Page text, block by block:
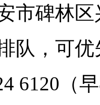
市碑林
队，可优
6120（